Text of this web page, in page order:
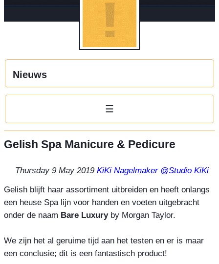
Nieuws
☰
Gelish Spa Manicure & Pedicure
Thursday 9 May 2019KiKi Nagelmaker @Studio KiKi
Gelish blijft haar assortiment uitbreiden en heeft onlangs
een heuse Spa lijn voor handen en voeten uitgebracht
onder de naam Bare Luxury by Morgan Taylor.
We zijn het al geruime tijd aan het testen en er is maar
een conclusie; dit is een fantastisch product!